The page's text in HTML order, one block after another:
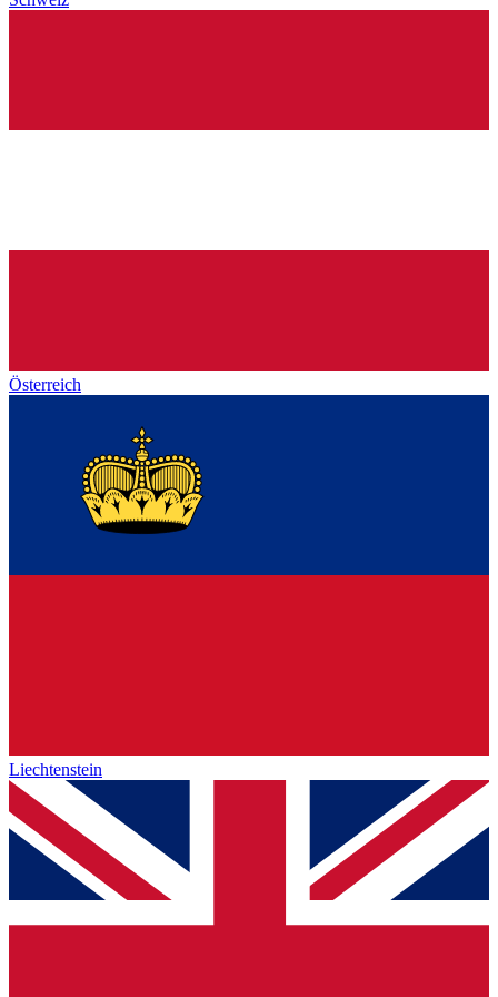
Österreich
Liechtenstein